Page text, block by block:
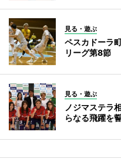
見る・遊ぶ
ペスカドーラ
リーグ第8節
見る・遊ぶ
ノジマステラ
らなる飛躍を